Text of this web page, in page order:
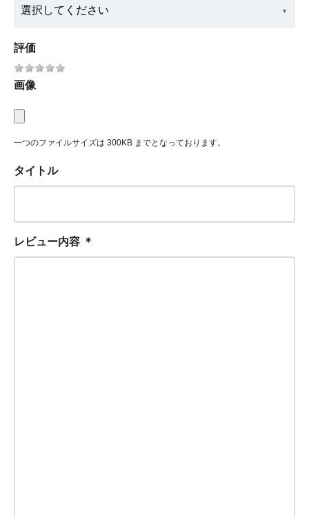
評価
画像
一つのファイルサイズは 300KB までとなっております。
タイトル
レビュー内容 ＊